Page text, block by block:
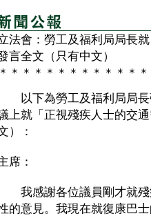
法會：勞工及福利局局長
言全文（只有中文）
＊＊＊＊＊＊＊＊＊＊＊＊
以下為勞工及福利局局長
上就「正視殘疾人士的交
）：
席：
我感謝各位議員剛才就殘
的意見。我現在就復康巴